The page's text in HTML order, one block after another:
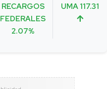
RECARGOS
FEDERALES
2.07%
UMA 117.31